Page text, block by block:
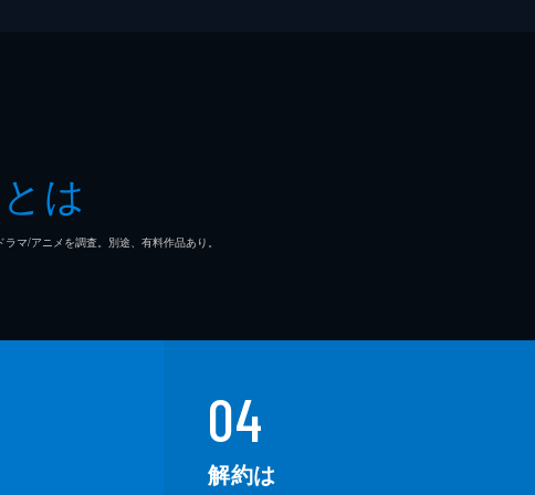
とは
マ/アニメを調査。別途、有料作品あり。
04
解約は